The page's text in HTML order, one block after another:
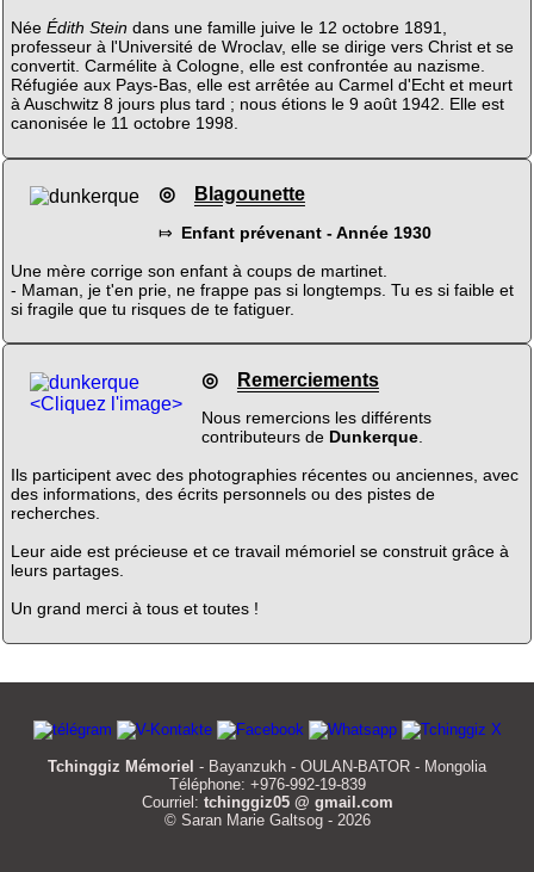
Née Édith Stein dans une famille juive le 12 octobre 1891,
professeur à l'Université de Wroclav, elle se dirige vers Christ et se
convertit. Carmélite à Cologne, elle est confrontée au nazisme.
Réfugiée aux Pays-Bas, elle est arrêtée au Carmel d'Echt et meurt
à Auschwitz 8 jours plus tard ; nous étions le 9 août 1942. Elle est
canonisée le 11 octobre 1998.
◎ Blagounette
⤇ Enfant prévenant - Année 1930
Une mère corrige son enfant à coups de martinet.
- Maman, je t'en prie, ne frappe pas si longtemps. Tu es si faible et
si fragile que tu risques de te fatiguer.
<Cliquez l'image>
◎ Remerciements
Nous remercions les différents
contributeurs de Dunkerque.
Ils participent avec des photographies récentes ou anciennes, avec
des informations, des écrits personnels ou des pistes de
recherches.
Leur aide est précieuse et ce travail mémoriel se construit grâce à
leurs partages.
Un grand merci à tous et toutes !
Tchinggiz Mémoriel - Bayanzukh - OULAN-BATOR - Mongolia
Téléphone: +976-992-19-839
Courriel: tchinggiz05 @ gmail.com
© Saran Marie Galtsog - 2026